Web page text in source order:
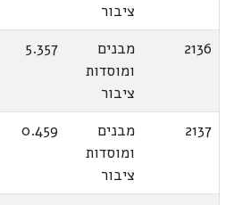
ציבור
2136
מבנים
ומוסדות
ציבור
5.357
2137
מבנים
ומוסדות
ציבור
0.459